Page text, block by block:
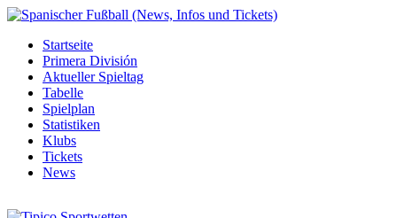
Startseite
Primera División
Aktueller Spieltag
Tabelle
Spielplan
Statistiken
Klubs
Tickets
News